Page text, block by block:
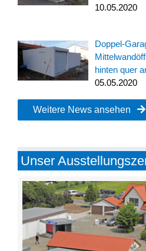
10.05.2020
Doppel-
hinten quer
05.05.2020
Weitere News ansehen
Unser